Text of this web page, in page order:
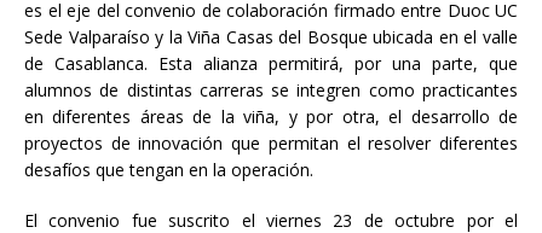
es el eje del convenio de colaboración firmado entre Duoc UC
Sede Valparaíso y la Viña Casas del Bosque ubicada en el valle
de Casablanca. Esta alianza permitirá, por una parte, que
alumnos de distintas carreras se integren como practicantes
en diferentes áreas de la viña, y por otra, el desarrollo de
proyectos de innovación que permitan el resolver diferentes
desafíos que tengan en la operación.
El convenio fue suscrito el viernes 23 de octubre por el